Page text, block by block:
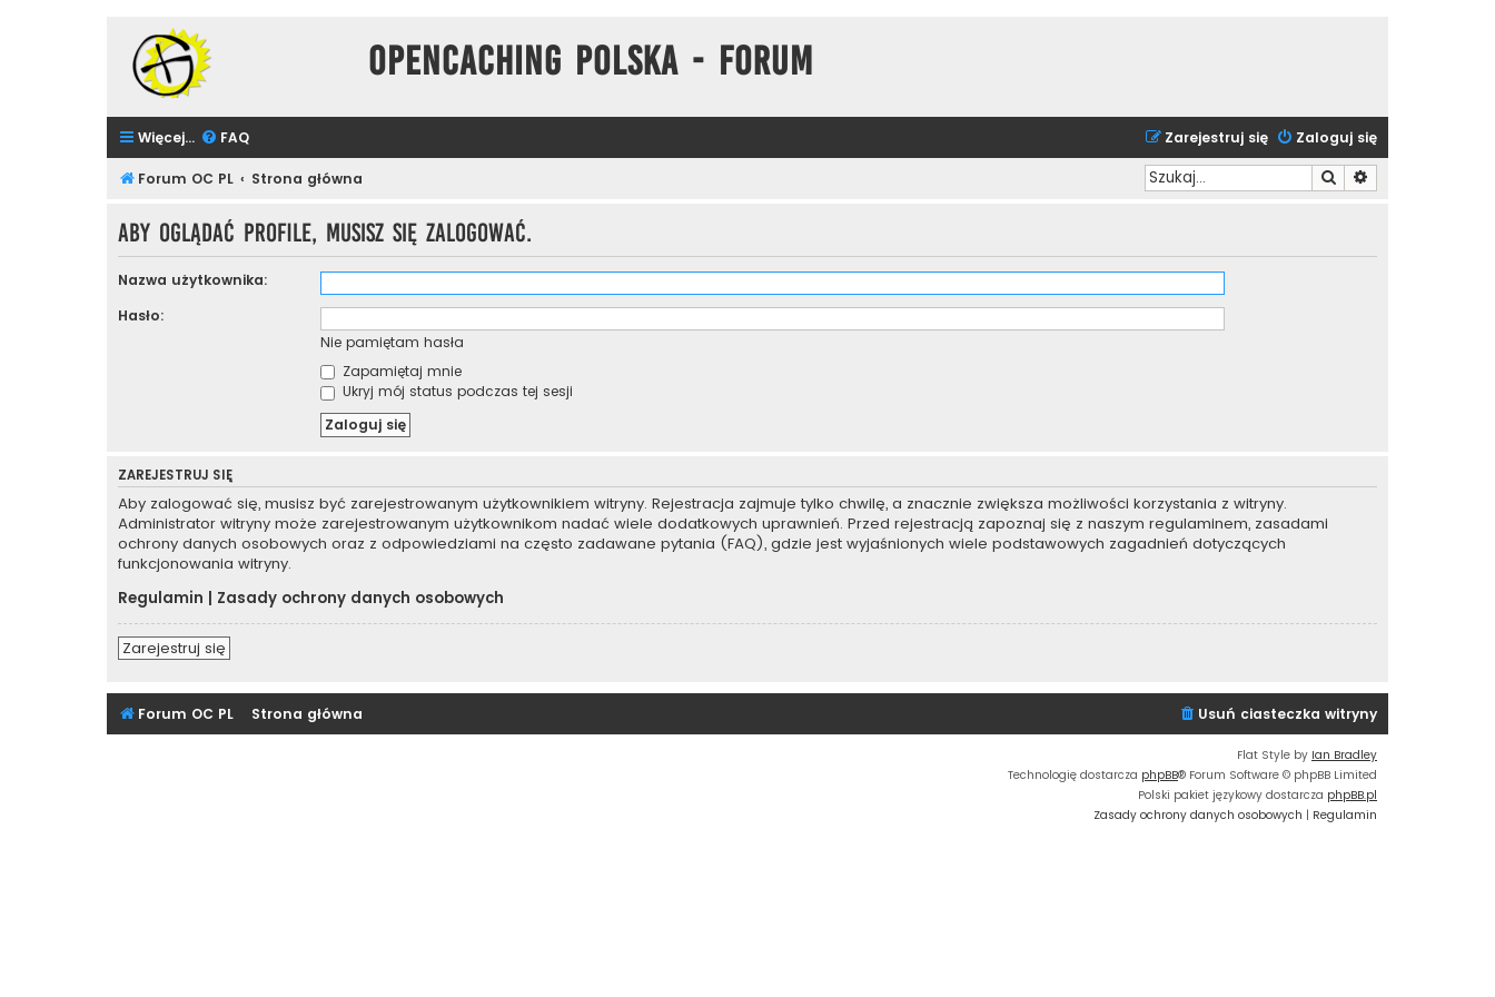
Opencaching Polska - Forum
Więcej… FAQ Zaloguj się
Zarejestruj się
Forum OC PL Strona główna Szukaj
Aby oglądać profile, musisz się zalogować.
Nazwa użytkownika:
Hasło:
Nie pamiętam hasła
Zapamiętaj mnie
Ukryj mój status podczas tej sesji
ZAREJESTRUJ SIĘ
Aby zalogować się, musisz być zarejestrowanym użytkownikiem witryny. Rejestracja zajmuje tylko chwilę, a znacznie zwiększa możliwości korzystania z witryny.
Administrator witryny może zarejestrowanym użytkownikom nadać wiele dodatkowych uprawnień. Przed rejestracją zapoznaj się z naszym regulaminem, zasadami
ochrony danych osobowych oraz z odpowiedziami na często zadawane pytania (FAQ), gdzie jest wyjaśnionych wiele podstawowych zagadnień dotyczących
funkcjonowania witryny.
Regulamin
Zasady ochrony danych osobowych
Zarejestruj się
Forum OC PL Strona główna Usuń ciasteczka witryny
Flat Style by Ian Bradley
Technologię dostarcza phpBB® Forum Software © phpBB Limited
Polski pakiet językowy dostarcza phpBB.pl
Zasady ochrony danych osobowych | Regulamin